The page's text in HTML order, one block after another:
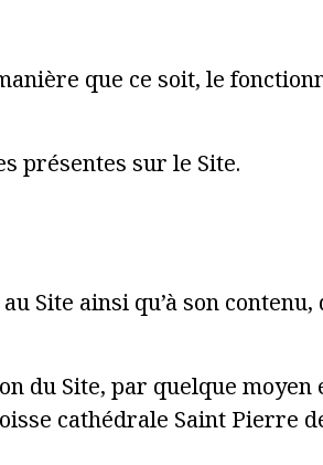
que ce soit, le
présentes sur le Site.
Site ainsi qu’à son contenu,
du Site, par quelque moyen
cathédrale Saint Pierre